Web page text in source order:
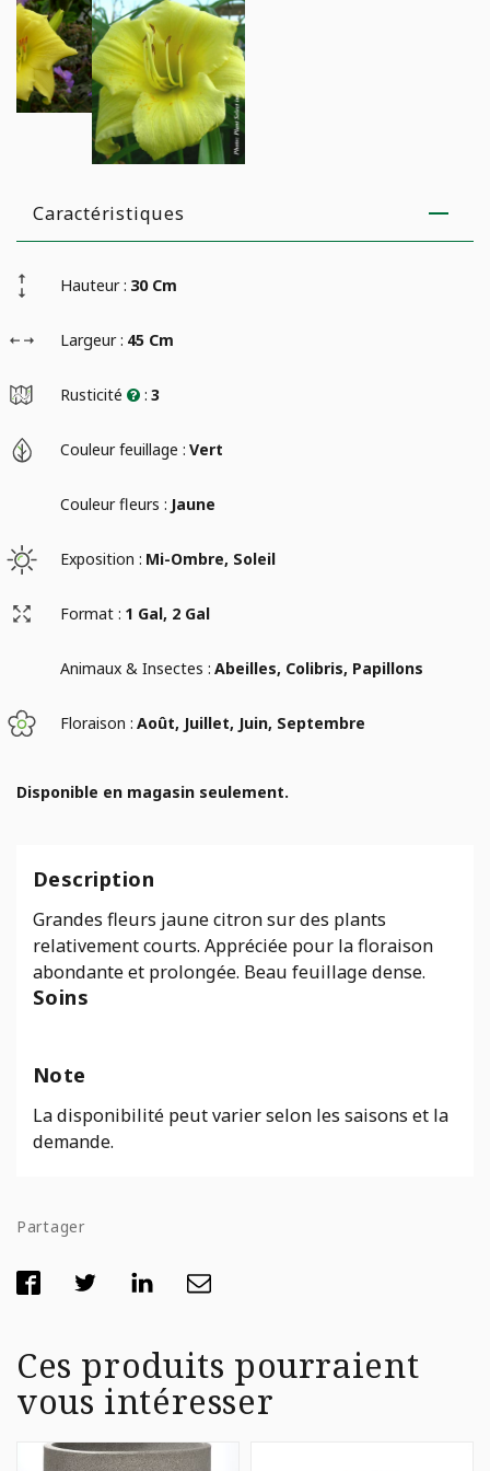
Caractéristiques
Hauteur : 30 Cm
Largeur : 45 Cm
Rusticité : 3
Couleur feuillage : Vert
Couleur fleurs : Jaune
Exposition : Mi-Ombre, Soleil
Format : 1 Gal, 2 Gal
Animaux & Insectes : Abeilles, Colibris, Papillons
Floraison : Août, Juillet, Juin, Septembre
Disponible en magasin seulement.
Description
Grandes fleurs jaune citron sur des plants
relativement courts. Appréciée pour la floraison
abondante et prolongée. Beau feuillage dense.
Soins
Note
La disponibilité peut varier selon les saisons et la
demande.
Partager
Ces produits pourraient
vous intéresser